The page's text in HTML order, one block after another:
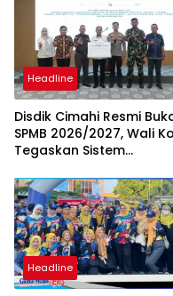
Headline
Disdik Cimahi Resmi
SPMB 2026/2027, Wali
Tegaskan Sistem
Headline